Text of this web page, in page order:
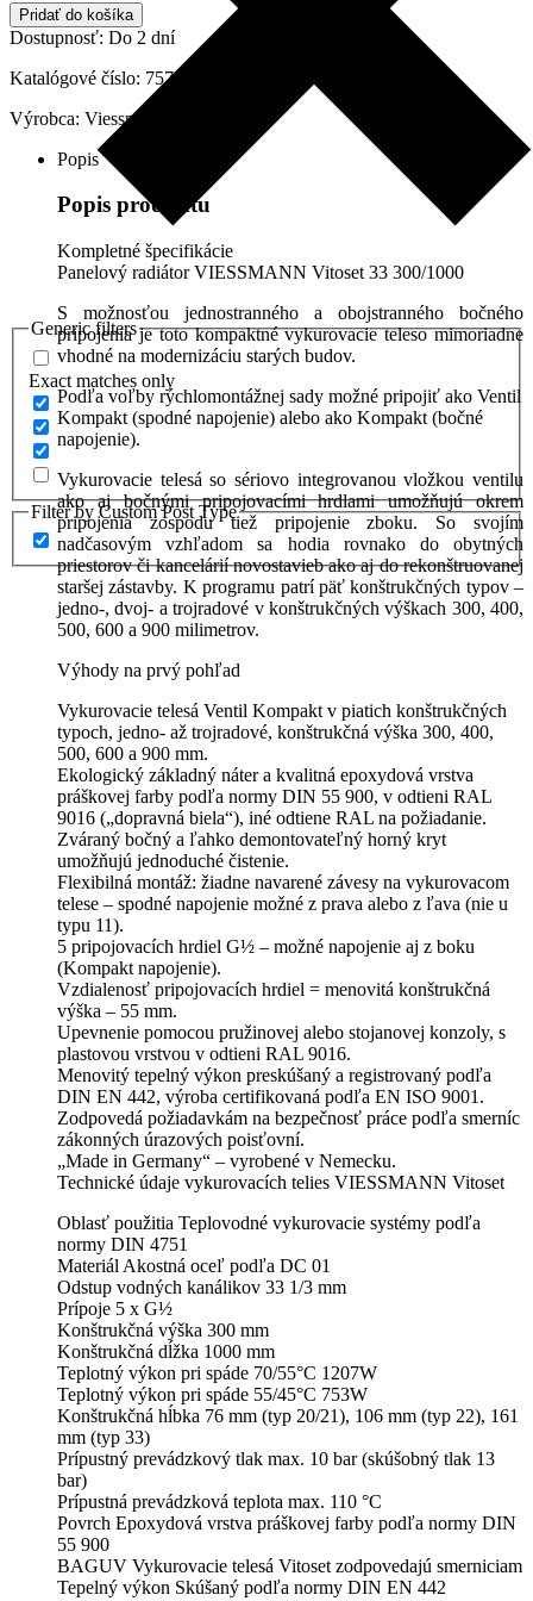
Generic filters
Exact matches only
Filter by Custom Post Type
Viessmann,
Typ
300mm/1000mm,
Pridať do košíka
Dostupnosť: Do 2 dní
Katalógové číslo: 7572435
Výrobca: Viessmann
Popis
Popis produktu
Kompletné špecifikácie
Panelový radiátor VIESSMANN Vitoset 33 300/1000
S možnosťou jednostranného a obojstranného bočného
pripojenia je toto kompaktné vykurovacie teleso mimoriadne
vhodné na modernizáciu starých budov.
Podľa voľby rýchlomontážnej sady možné pripojiť ako Ventil
Kompakt (spodné napojenie) alebo ako Kompakt (bočné
napojenie).
Vykurovacie telesá so sériovo integrovanou vložkou ventilu
ako aj bočnými pripojovacími hrdlami umožňujú okrem
pripojenia zospodu tiež pripojenie zboku. So svojím
nadčasovým vzhľadom sa hodia rovnako do obytných
priestorov či kancelárií novostavieb ako aj do rekonštruovanej
staršej zástavby. K programu patrí päť konštrukčných typov –
jedno-, dvoj- a trojradové v konštrukčných výškach 300, 400,
500, 600 a 900 milimetrov.
Výhody na prvý pohľad
Vykurovacie telesá Ventil Kompakt v piatich konštrukčných
typoch, jedno- až trojradové, konštrukčná výška 300, 400,
500, 600 a 900 mm.
Ekologický základný náter a kvalitná epoxydová vrstva
práškovej farby podľa normy DIN 55 900, v odtieni RAL
9016 („dopravná biela“), iné odtiene RAL na požiadanie.
Zváraný bočný a ľahko demontovateľný horný kryt
umožňujú jednoduché čistenie.
Flexibilná montáž: žiadne navarené závesy na vykurovacom
telese – spodné napojenie možné z prava alebo z ľava (nie u
typu 11).
5 pripojovacích hrdiel G½ – možné napojenie aj z boku
(Kompakt napojenie).
Vzdialenosť pripojovacích hrdiel = menovitá konštrukčná
výška – 55 mm.
Upevnenie pomocou pružinovej alebo stojanovej konzoly, s
plastovou vrstvou v odtieni RAL 9016.
Menovitý tepelný výkon preskúšaný a registrovaný podľa
DIN EN 442, výroba certifikovaná podľa EN ISO 9001.
Zodpovedá požiadavkám na bezpečnosť práce podľa smerníc
zákonných úrazových poisťovní.
„Made in Germany“ – vyrobené v Nemecku.
Technické údaje vykurovacích telies VIESSMANN Vitoset
Oblasť použitia Teplovodné vykurovacie systémy podľa
normy DIN 4751
Materiál Akostná oceľ podľa DC 01
Odstup vodných kanálikov 33 1/3 mm
Prípoje 5 x G½
Konštrukčná výška 300 mm
Konštrukčná dĺžka 1000 mm
Teplotný výkon pri spáde 70/55°C 1207W
Teplotný výkon pri spáde 55/45°C 753W
Konštrukčná hĺbka 76 mm (typ 20/21), 106 mm (typ 22), 161
mm (typ 33)
Prípustný prevádzkový tlak max. 10 bar (skúšobný tlak 13
bar)
Prípustná prevádzková teplota max. 110 °C
Povrch Epoxydová vrstva práškovej farby podľa normy DIN
55 900
BAGUV Vykurovacie telesá Vitoset zodpovedajú smerniciam
Tepelný výkon Skúšaný podľa normy DIN EN 442